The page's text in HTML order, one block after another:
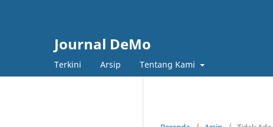
Journal DeMo
Terkini Arsip Tentang Kami